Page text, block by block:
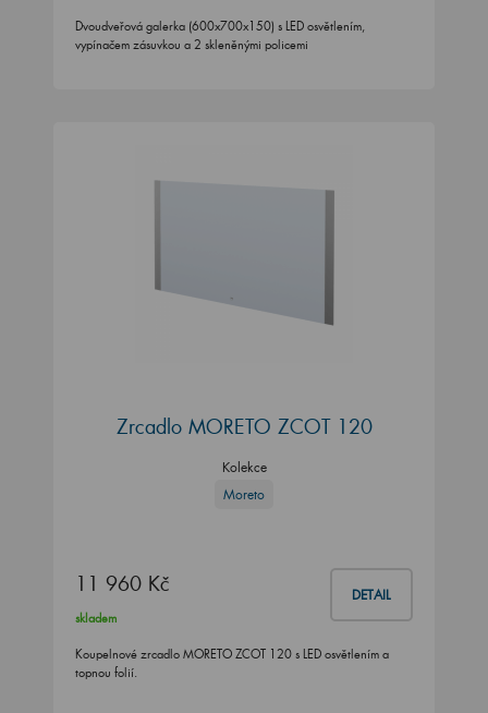
Dvoudveřová galerka (600x700x150) s LED osvětlením,
vypínačem zásuvkou a 2 skleněnými policemi
Zrcadlo MORETO ZCOT 120
Kolekce
Moreto
11 960 Kč DETAIL
skladem
Koupelnové zrcadlo MORETO ZCOT 120 s LED osvětlením a
topnou folií.